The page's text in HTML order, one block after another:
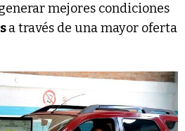
mejores condiciones
a través de una mayor oferta